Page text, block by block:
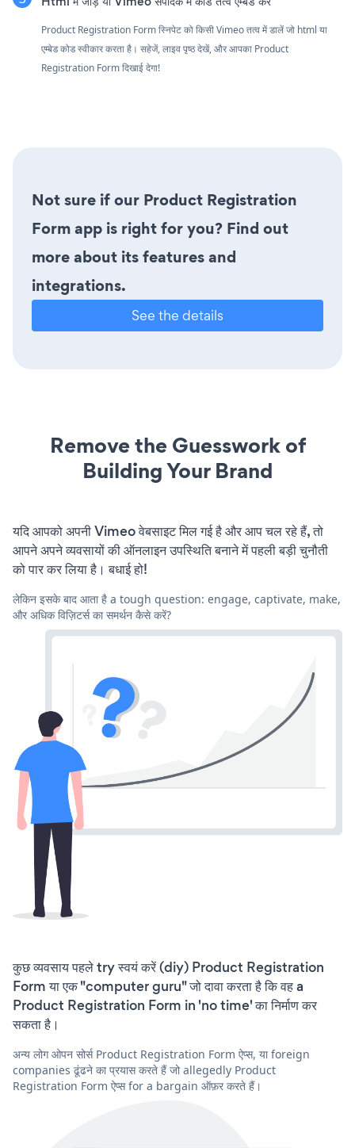
Product Registration Form स्निपेट को किसी Vimeo तत्व में डालें जो html या
एम्बेड कोड स्वीकार करता है। सहेजें, लाइव पृष्ठ देखें, और आपका Product
Registration Form दिखाई देगा!
Not sure if our Product Registration
Form app is right for you? Find out
more about its features and
integrations.
See the details
Remove the Guesswork of
Building Your Brand
यदि आपको अपनी Vimeo वेबसाइट मिल गई है और आप चल रहे हैं, तो
आपने अपने व्यवसायों की ऑनलाइन उपस्थिति बनाने में पहली बड़ी चुनौती
को पार कर लिया है। बधाई हो!
लेकिन इसके बाद आता है a tough question: engage, captivate, make,
और अधिक विज़िटर्स का समर्थन कैसे करें?
कुछ व्यवसाय पहले try स्वयं करें (diy) Product Registration
Form या एक "computer guru" जो दावा करता है कि वह a
Product Registration Form in 'no time' का निर्माण कर
सकता है।
अन्य लोग ओपन सोर्स Product Registration Form ऐप्स, या foreign
companies ढूंढने का प्रयास करते हैं जो allegedly Product
Registration Form ऐप्स for a bargain ऑफ़र करते हैं।